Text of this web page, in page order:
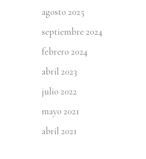
agosto 2025
septiembre 2024
febrero 2024
abril 2023
julio 2022
mayo 2021
abril 2021